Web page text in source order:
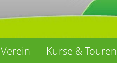
Verein Kurse & Touren